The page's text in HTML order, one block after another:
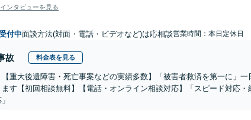
インタビューを見る
付中面談方法(対面・電話・ビデオなど)は応相談営業時間：本日定休日
故 料金表を見る
【重大後遺障害・死亡事案などの実績多数】「被害者救済を第一に」
す【初回相談無料】【電話・オンライン相談対応】「スピード対応